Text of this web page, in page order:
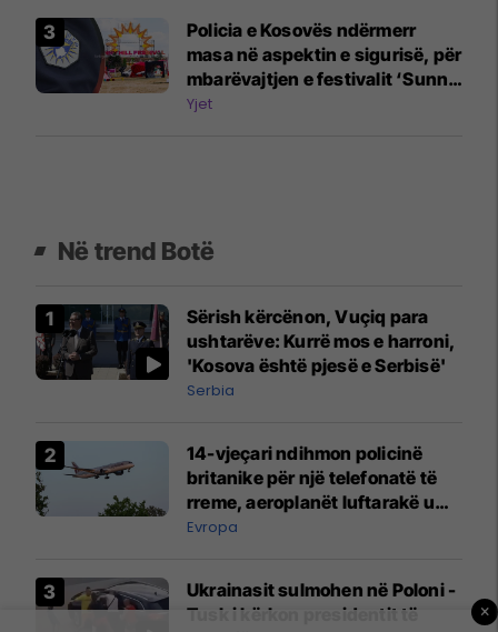
Policia e Kosovës ndërmerr
masa në aspektin e sigurisë, për
mbarëvajtjen e festivalit ‘Sunny
Hill-2026’
Yjet
Në trend Botë
Sërish kërcënon, Vuçiq para
ushtarëve: Kurrë mos e harroni,
'Kosova është pjesë e Serbisë'
Serbia
14-vjeçari ndihmon policinë
britanike për një telefonatë të
rreme, aeroplanët luftarakë u
ngritën në ajër për të
Mançesterit
Evropa
Ukrainasit sulmohen në Poloni -
Tusk i kërkon presidentit të
×